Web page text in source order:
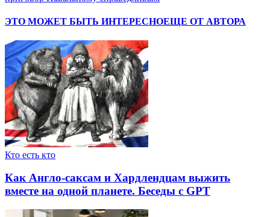
ЭТО МОЖЕТ БЫТЬ ИНТЕРЕСНОЕЩЕ ОТ АВТОРА
Кто есть кто
Как Англо-саксам и Хардлендцам выжить
вместе на одной планете. Беседы с GPT